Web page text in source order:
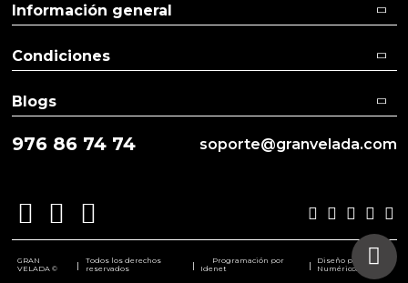
976 86 74 74 soporte@granvelada.com
Información general
Condiciones
Blogs
GRAN
VELADA ©
|
Todos los derechos
reservados
|
Programación por
Idenet
|
Diseño por
Numéricco